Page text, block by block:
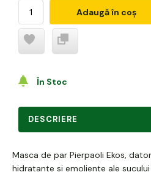
Adaugă în coș
În Stoc
DESCRIERE
Masca de par Pierpaoli Ekos,
hidratante si emoliente ale